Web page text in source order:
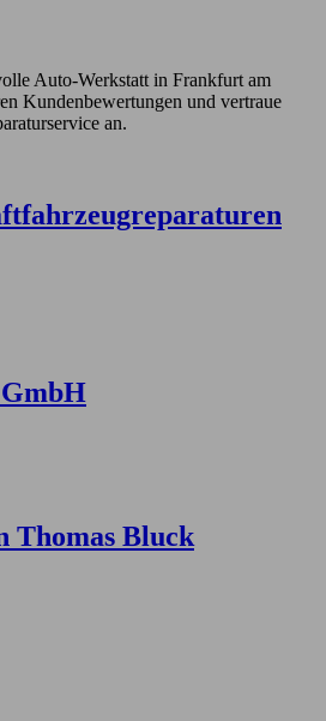
Auto-Werkstatt in Frankfurt am
Kundenbewertungen und vertraue
an.
Thomas Bluck